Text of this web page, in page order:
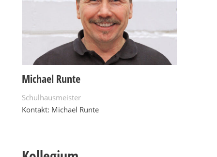
Michael Runte
Schulhausmeister
Kontakt: Michael Runte